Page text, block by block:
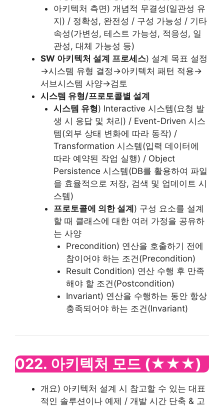
아키텍처 측면) 개념적 무결성(일관성 유
지) / 정확성, 완전성 / 구성 가능성 / 기타
속성(가변성, 테스트 가능성, 적응성, 일
관성, 대체 가능성 등)
SW 아키텍처 설계 프로세스) 설계 목표 설정
→시스템 유형 결정→아키텍처 패턴 적용→
서브시스템 사양→검토
시스템 유형/프로토콜별 설계
시스템 유형) Interactive 시스템(요청 발
생 시 응답 및 처리) / Event-Driven 시스
템(외부 상태 변화에 따라 동작) /
Transformation 시스템(입력 데이터에
따라 예약된 작업 실행) / Object
Persistence 시스템(DB를 활용하여 파일
을 효율적으로 저장, 검색 및 업데이트 시
스템)
프로토콜에 의한 설계) 구성 요소를 설계
할 때 클래스에 대한 여러 가정을 공유하
는 사양
Precondition) 연산을 호출하기 전에
참이어야 하는 조건(Precondition)
Result Condition) 연산 수행 후 만족
해야 할 조건(Postcondition)
Invariant) 연산을 수행하는 동안 항상
충족되어야 하는 조건(Invariant)
022. 아키텍처 모드 (★★★)
개요) 아키텍처 설계 시 참고할 수 있는 대표
적인 솔루션이나 예제 / 개발 시간 단축 & 고